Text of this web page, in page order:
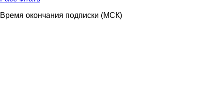
Время окончания подписки (МСК)